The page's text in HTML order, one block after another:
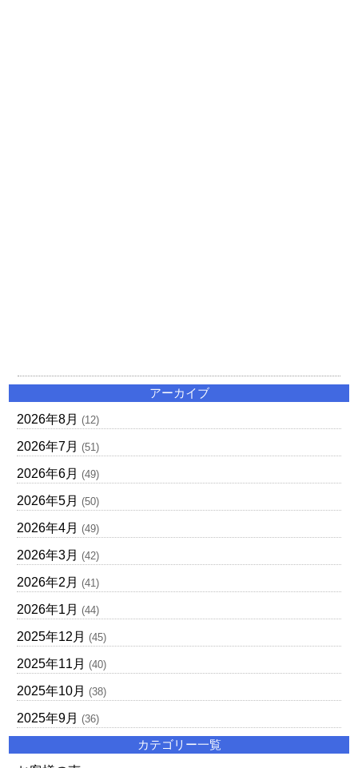
アーカイブ
2026年8月 (12)
2026年7月 (51)
2026年6月 (49)
2026年5月 (50)
2026年4月 (49)
2026年3月 (42)
2026年2月 (41)
2026年1月 (44)
2025年12月 (45)
2025年11月 (40)
2025年10月 (38)
2025年9月 (36)
カテゴリー一覧